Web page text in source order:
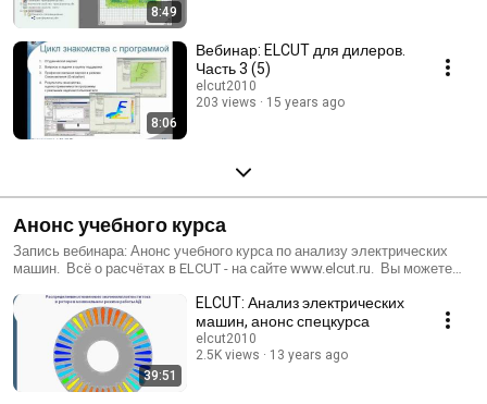
8:49
8:06
Вебинар: ELCUT для дилеров.
Часть 3 (5)
elcut2010
203 views
15 years ago
Анонс учебного курса
Запись вебинара: Анонс учебного курса по анализу электрических
машин. Всё о расчётах в ELCUT - на сайте www.elcut.ru. Вы можете
расчётов, задать вопросы или посмотреть методички и статьи.
39:51
ELCUT: Анализ электрических
машин, анонс спецкурса
elcut2010
2.5K views
13 years ago